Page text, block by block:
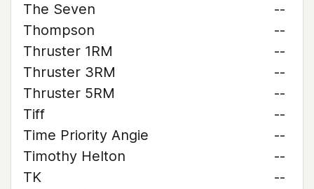
The Seven
--
Thompson
--
Thruster 1RM
--
Thruster 3RM
--
Thruster 5RM
--
Tiff
--
Time Priority Angie
--
Timothy Helton
--
TK
--